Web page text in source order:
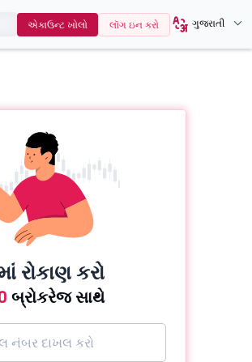
એકાઉન્ટ ખોલો લૉગ ઇન કરો ગુજરાતી
રોકાણ કરો
બ્રોકરેજ સાથે